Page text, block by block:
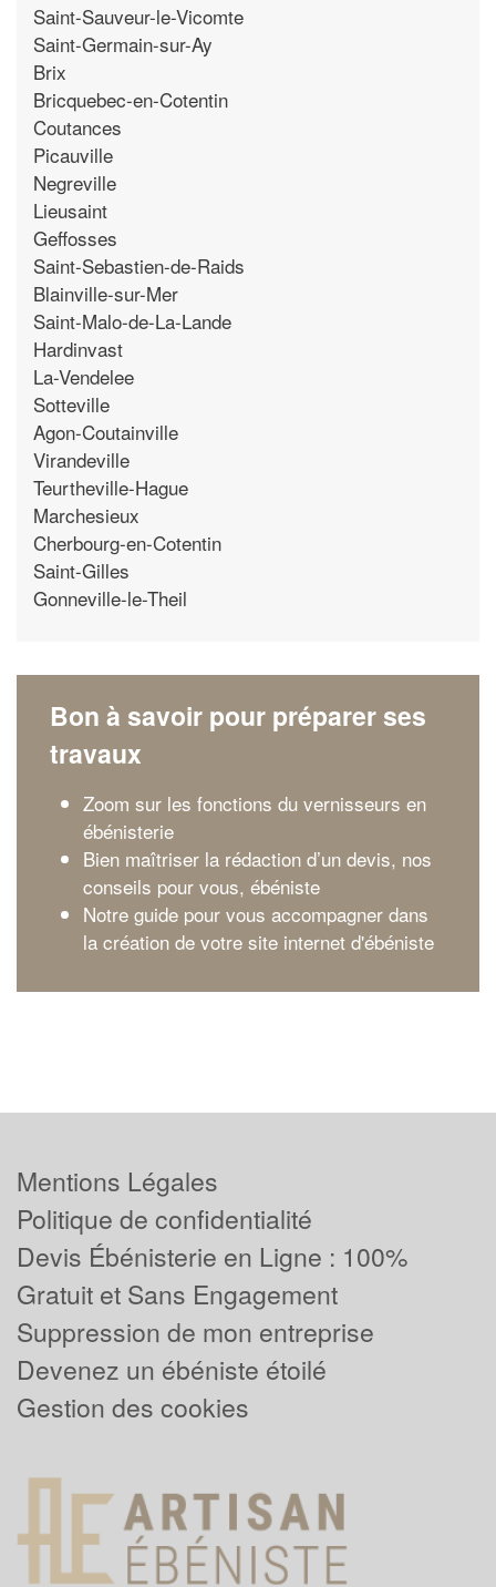
Saint-Sauveur-le-Vicomte
Saint-Germain-sur-Ay
Brix
Bricquebec-en-Cotentin
Coutances
Picauville
Negreville
Lieusaint
Geffosses
Saint-Sebastien-de-Raids
Blainville-sur-Mer
Saint-Malo-de-La-Lande
Hardinvast
La-Vendelee
Sotteville
Agon-Coutainville
Virandeville
Teurtheville-Hague
Marchesieux
Cherbourg-en-Cotentin
Saint-Gilles
Gonneville-le-Theil
Bon à savoir pour préparer ses
travaux
Zoom sur les fonctions du vernisseurs en
ébénisterie
Bien maîtriser la rédaction d’un devis, nos
conseils pour vous, ébéniste
Notre guide pour vous accompagner dans
la création de votre site internet d'ébéniste
Mentions Légales
Politique de confidentialité
Devis Ébénisterie en Ligne : 100%
Gratuit et Sans Engagement
Suppression de mon entreprise
Devenez un ébéniste étoilé
Gestion des cookies